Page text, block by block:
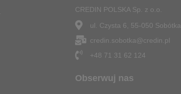
CREDIN POLSKA Sp. z o.o.
ul. Czysta 6, 55-050 Sobótka
credin.sobotka@credin.pl
+48 71 31 62 124
Obserwuj nas